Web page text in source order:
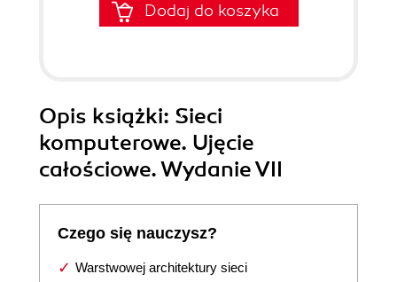
Dodaj do koszyka
Opis książki: Sieci
komputerowe. Ujęcie
całościowe. Wydanie VII
Czego się nauczysz?
Warstwowej architektury sieci